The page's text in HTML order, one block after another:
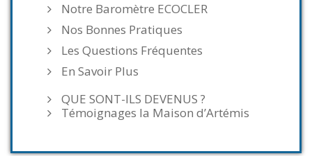
Notre Baromètre ECOCLER
Nos Bonnes Pratiques
Les Questions Fréquentes
En Savoir Plus
QUE SONT-ILS DEVENUS ?
Témoignages la Maison d’Artémis